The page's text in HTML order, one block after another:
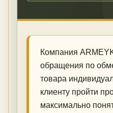
Компания
обращения по
товара
клиенту пройти
максимально